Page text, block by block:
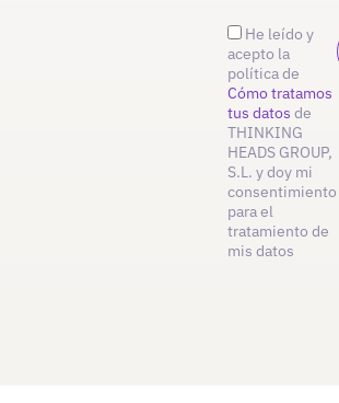
He leído y
acepto la
política de
Cómo tratamos
tus datos de
THINKING
HEADS GROUP,
S.L. y doy mi
consentimiento
para el
tratamiento de
mis datos